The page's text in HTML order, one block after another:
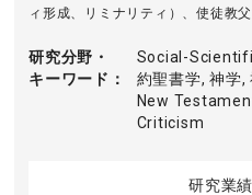
ィ形成、リミナリティ）、使徒教
研究分野・
キーワード
Social-
約聖書学, 神学
New
Criticism
研究業